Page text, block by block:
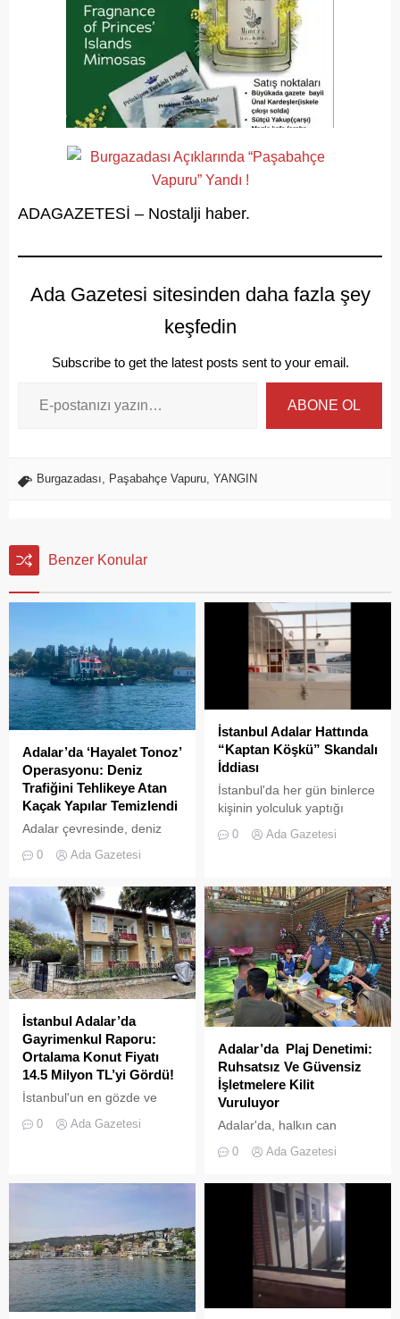
ADAGAZETESİ – Nostalji haber.
Ada Gazetesi sitesinden daha fazla şey
keşfedin
Subscribe to get the latest posts sent to your email.
ABONE OL
Burgazadası, Paşabahçe Vapuru, YANGIN
Benzer Konular
Adalar’da ‘Hayalet Tonoz’
Operasyonu: Deniz
Trafiğini Tehlikeye Atan
Kaçak Yapılar Temizlendi
Adalar çevresinde, deniz
çevre kirliliğine neden olan
geniş çaplı bir temizlik ve
denetim operasyonu
gerçekleştirildi.
0 Ada Gazetesi
İstanbul Adalar Hattında
“Kaptan Köşkü” Skandalı
İddiası
İstanbul'da her gün binlerce
kişinin yolculuk yaptığı
görüntüler "bu kadarına da
0 Ada Gazetesi
İstanbul Adalar’da
Gayrimenkul Raporu:
Ortalama Konut Fiyatı
14.5 Milyon TL’yi Gördü!
İstanbul'un en gözde ve
olan Adalar ilçesinde,
0 Ada Gazetesi
Adalar’da Plaj Denetimi:
Ruhsatsız Ve Güvensiz
İşletmelere Kilit
Vuruluyor
Adalar'da, halkın can
haksız işgallerin önüne
çaplı bir denetim
operasyonu başlatıldı.
0 Ada Gazetesi